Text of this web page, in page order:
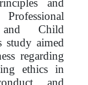
and
Child
study aimed
regarding
ethics in